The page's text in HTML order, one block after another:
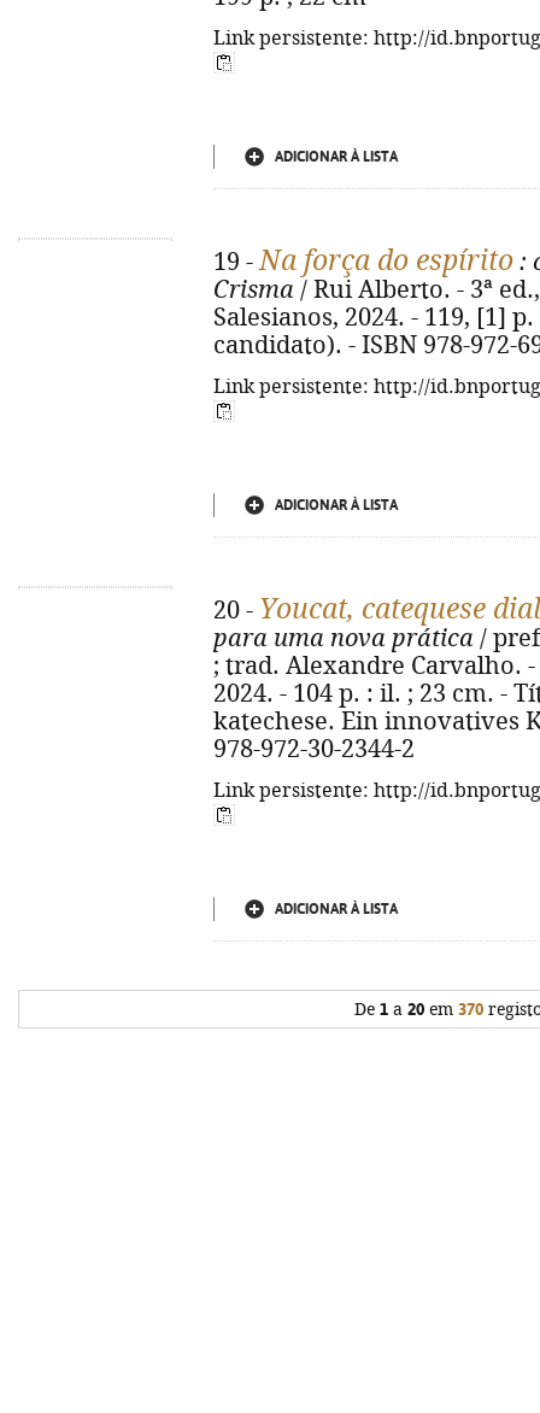
Link persistente: http://
ADICIONAR À LISTA
19 -Na força do espírito :
Crisma / Rui Alberto. - 3ª
Salesianos, 2024. - 119, [1]
candidato). - ISBN 978-972-
Link persistente: http://
ADICIONAR À LISTA
20 - Youcat, catequese
para uma nova prática /
; trad. Alexandre Carvalho. -
2024. - 104 p. : il. ; 23 cm. -
katechese. Ein innovatives
978-972-30-2344-2
Link persistente: http://
ADICIONAR À LISTA
De 1 a 20 em 370